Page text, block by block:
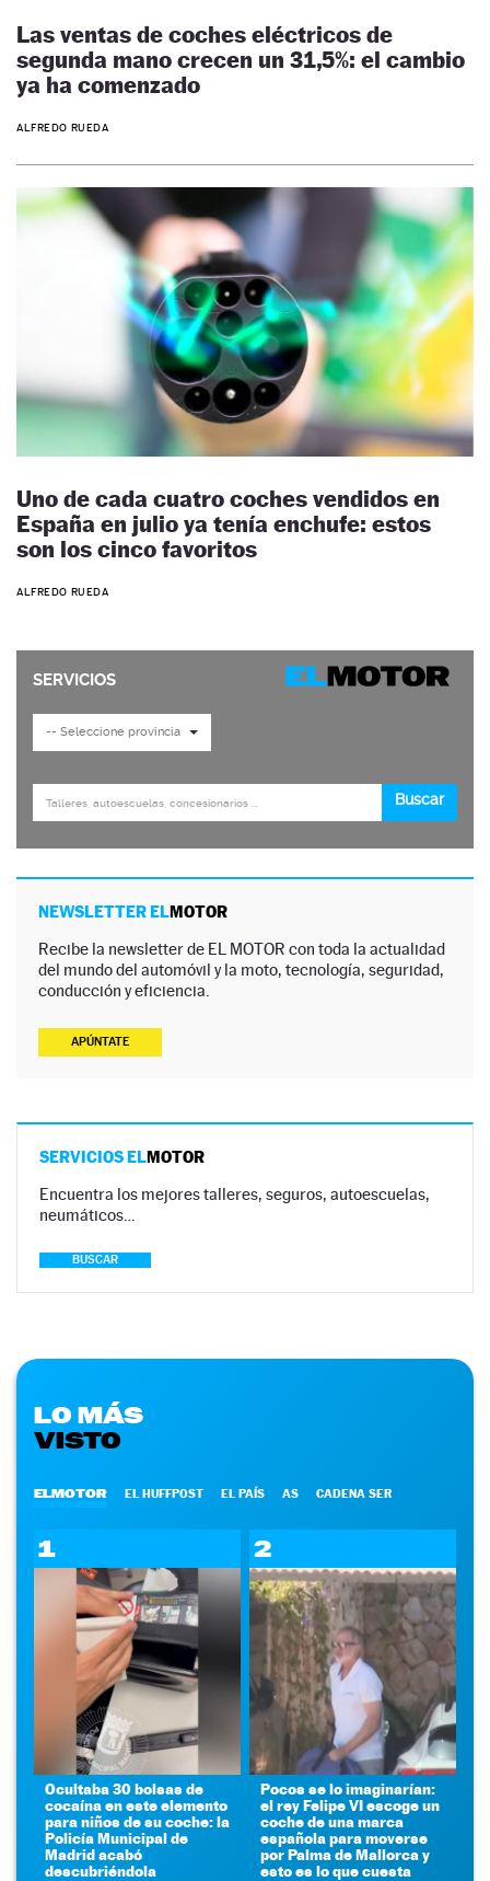
Las ventas de coches eléctricos de
segunda mano crecen un 31,5%: el cambio
ya ha comenzado
ALFREDO RUEDA
Uno de cada cuatro coches vendidos en
España en julio ya tenía enchufe: estos
son los cinco favoritos
ALFREDO RUEDA
NEWSLETTER ELMOTOR
Recibe la newsletter de EL MOTOR con toda la actualidad
del mundo del automóvil y la moto, tecnología, seguridad,
conducción y eficiencia.
APÚNTATE
SERVICIOS ELMOTOR
Encuentra los mejores talleres, seguros, autoescuelas,
neumáticos…
BUSCAR
LO MÁS
VISTO
ELMOTOR EL HUFFPOST EL PAÍS AS CADENA SER
1
Ocultaba 30 bolsas de
cocaína en este elemento
para niños de su coche: la
Policía Municipal de
Madrid acabó
descubriéndola
2
Pocos se lo imaginarían:
el rey Felipe VI escoge un
coche de una marca
española para moverse
por Palma de Mallorca y
esto es lo que cuesta